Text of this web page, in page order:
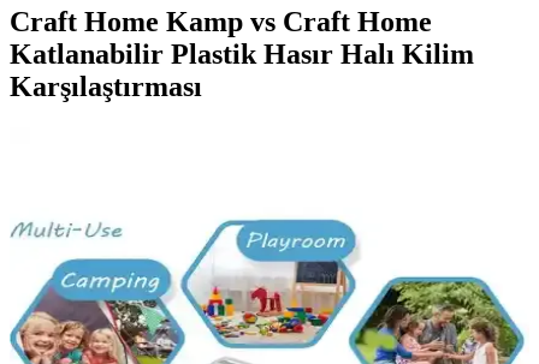
Craft Home Kamp vs Craft Home
Katlanabilir Plastik Hasır Halı Kilim
Karşılaştırması